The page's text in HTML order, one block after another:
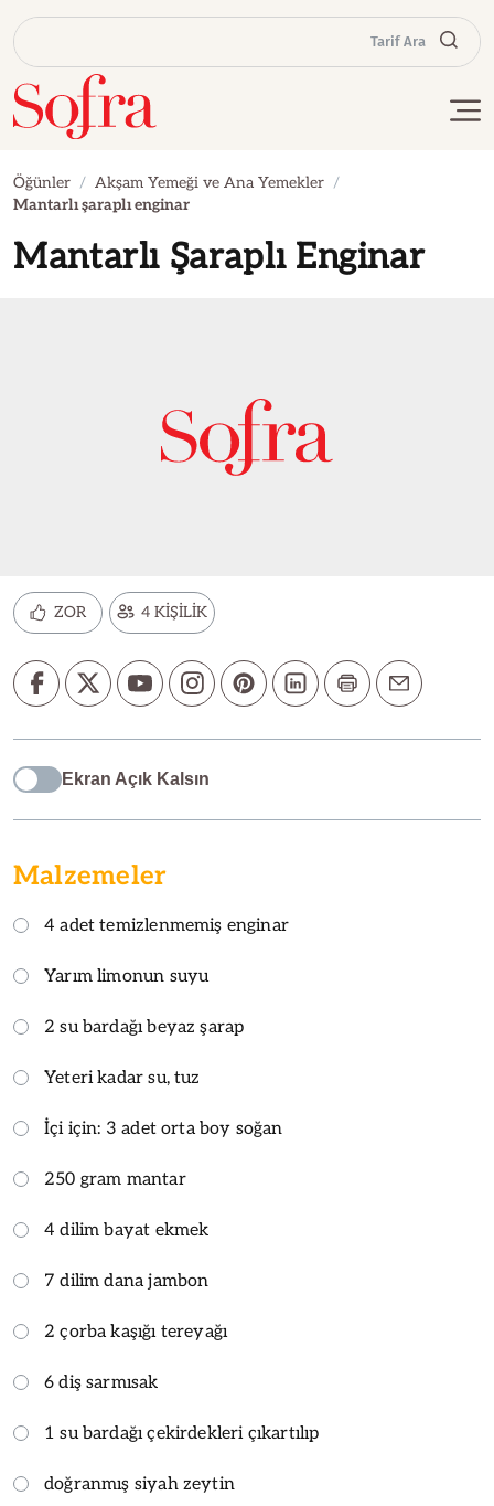
Tarif Ara
Öğünler
Akşam Yemeği ve Ana Yemekler
Mantarlı şaraplı enginar
Mantarlı Şaraplı Enginar
ZOR 4 KİŞİLİK
Ekran Açık Kalsın
Malzemeler
4 adet temizlenmemiş enginar
Yarım limonun suyu
2 su bardağı beyaz şarap
Yeteri kadar su, tuz
İçi için: 3 adet orta boy soğan
250 gram mantar
4 dilim bayat ekmek
7 dilim dana jambon
2 çorba kaşığı tereyağı
6 diş sarmısak
1 su bardağı çekirdekleri çıkartılıp
doğranmış siyah zeytin